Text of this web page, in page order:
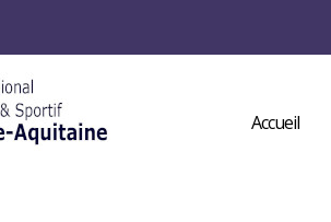
Accueil